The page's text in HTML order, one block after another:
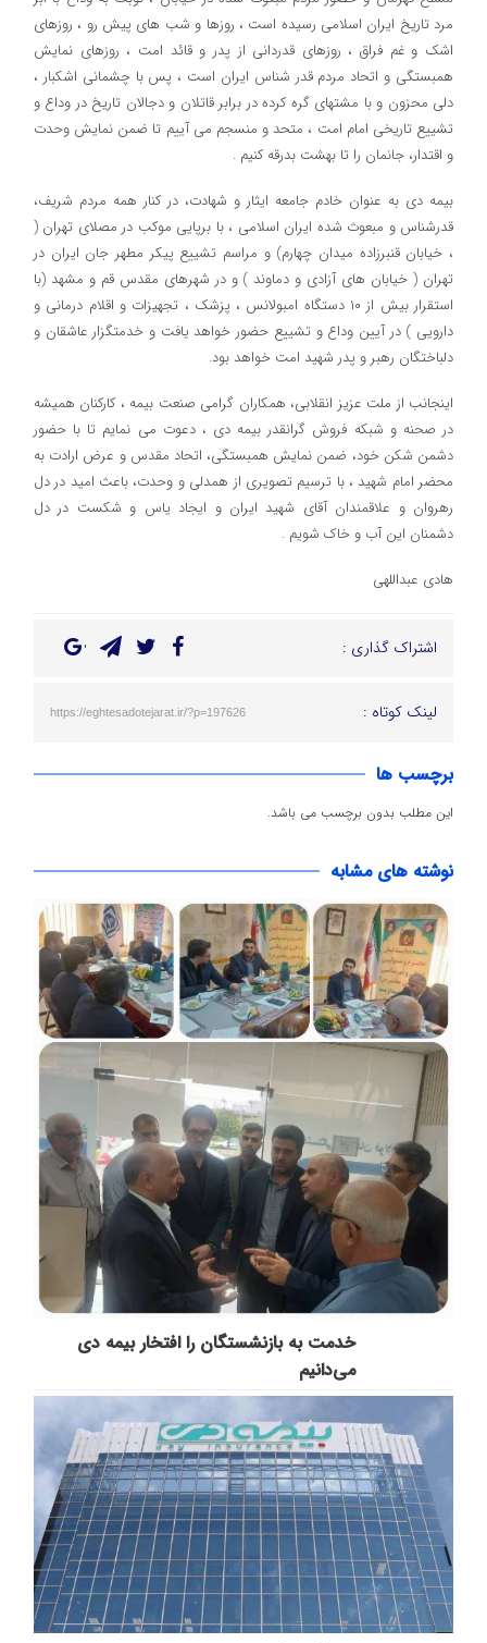
مرد تاریخ ایران اسلامی رسیده است ، روزها و شب های پیش رو ، روزهای
اشک و غم فراق ، روزهای قدردانی از پدر و قائد امت ، روزهای نمایش
همبستگی و اتحاد مردم قدر شناس ایران است ، پس با چشمانی اشکبار ،
دلی محزون و با مشتهای گره کرده در برابر قاتلان و دجالان تاریخ در وداع و
تشییع تاریخی امام امت ، متحد و منسجم می آییم تا ضمن نمایش وحدت
و اقتدار، جانمان را تا بهشت بدرقه کنیم .
بیمه دی به عنوان خادم جامعه ایثار و شهادت، در کنار همه مردم شریف،
قدرشناس و مبعوث شده ایران اسلامی ، با برپایی موکب در مصلای تهران (
، خیابان قنبرزاده میدان چهارم) و مراسم تشییع پیکر مطهر جان ایران در
تهران ( خیابان های آزادی و دماوند ) و در شهرهای مقدس قم و مشهد (با
استقرار بیش از ۱۰ دستگاه امبولانس ، پزشک ، تجهیزات و اقلام درمانی و
دارویی ) در آیین وداع و تشییع حضور خواهد یافت و خدمتگزار عاشقان و
دلباختگان رهبر و پدر شهید امت خواهد بود.
اینجانب از ملت عزیز انقلابی، همکاران گرامی صنعت بیمه ، کارکنان همیشه
در صحنه و شبکه فروش گرانقدر بیمه دی ، دعوت می نمایم‌ تا با حضور
دشمن شکن خود، ضمن نمایش همبستگی، اتحاد مقدس و عرض ارادت به
محضر امام شهید ، با ترسیم تصویری از همدلی و وحدت، باعث امید در دل
رهروان و علاقمندان آقای شهید ایران و ایجاد یاس و شکست در دل
دشمنان این آب و خاک شویم .
هادی عبداللهی
اشتراک گذاری :
لینک کوتاه : https://eghtesadotejarat.ir/?p=197626
برچسب ها
این مطلب بدون برچسب می باشد.
نوشته های مشابه
خدمت به بازنشستگان‌ را افتخار بیمه دی
می‌دانیم